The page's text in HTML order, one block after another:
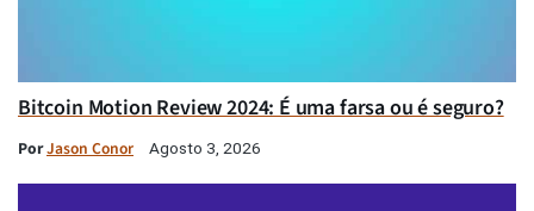
Bitcoin Motion Review 2024: É uma farsa ou é seguro?
PorJason Conor Agosto 3, 2026